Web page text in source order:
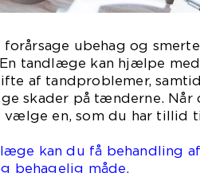
forårsage ubehag og
tandlæge kan hjælpe
af tandproblemer,
skader på tænderne.
vælge en, som du har tillid
kan du få behandling
behagelig måde.